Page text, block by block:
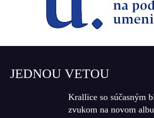
JEDNOU VETOU
Krallice so súčasným
zvukom na novom